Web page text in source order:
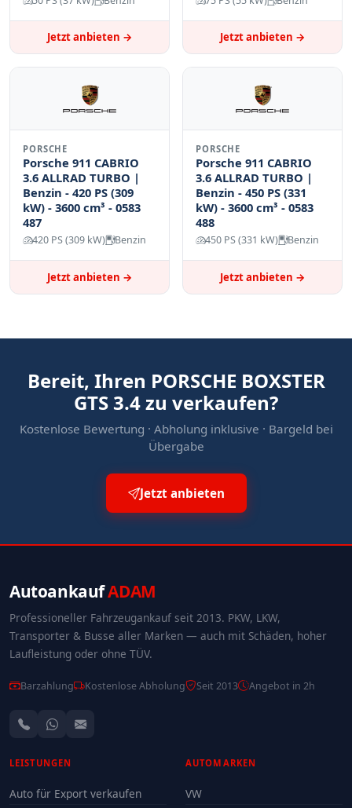
Jetzt anbieten → Jetzt anbieten →
PORSCHE
Porsche 911 CABRIO
3.6 ALLRAD TURBO |
Benzin - 420 PS (309
kW) - 3600 cm³ - 0583
487
420 PS (309 kW) Benzin
Jetzt anbieten →
PORSCHE
Porsche 911 CABRIO
3.6 ALLRAD TURBO |
Benzin - 450 PS (331
kW) - 3600 cm³ - 0583
488
450 PS (331 kW) Benzin
Jetzt anbieten →
Bereit, Ihren PORSCHE BOXSTER
GTS 3.4 zu verkaufen?
Kostenlose Bewertung · Abholung inklusive · Bargeld bei
Übergabe
Jetzt anbieten
AutoankaufADAM
Professioneller Fahrzeugankauf seit 2013. PKW, LKW,
Transporter & Busse aller Marken — auch mit Schäden, hoher
Laufleistung oder ohne TÜV.
Barzahlung Kostenlose Abholung Seit 2013 Angebot in 2h
LEISTUNGEN
Auto für Export verkaufen
AUTOMARKEN
VW